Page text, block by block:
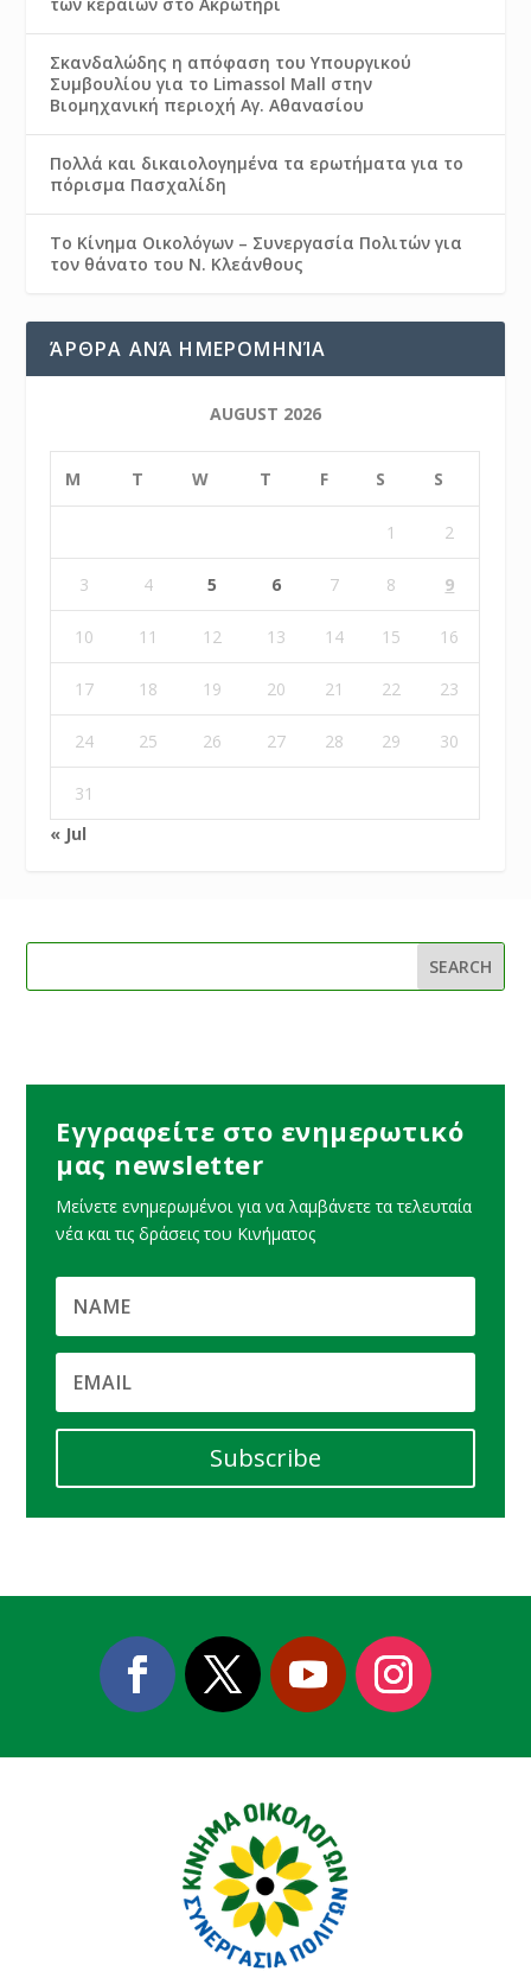
Σκανδαλώδης η απόφαση του Υπουργικού
Συμβουλίου για το Limassol Mall στην
Βιομηχανική περιοχή Αγ. Αθανασίου
Πολλά και δικαιολογημένα τα ερωτήματα για το
πόρισμα Πασχαλίδη
Το Κίνημα Οικολόγων – Συνεργασία Πολιτών για
τον θάνατο του Ν. Κλεάνθους
ΆΡΘΡΑ ΑΝΆ ΗΜΕΡΟΜΗΝΊΑ
AUGUST 2026
M T W T F S S
1 2
3 4 5 6 7 8 9
10 11 12 13 14 15 16
17 18 19 20 21 22 23
24 25 26 27 28 29 30
31
« Jul
Εγγραφείτε στο ενημερωτικό
μας newsletter
Μείνετε ενημερωμένοι για να λαμβάνετε τα τελευταία
νέα και τις δράσεις του Κινήματος
Subscribe